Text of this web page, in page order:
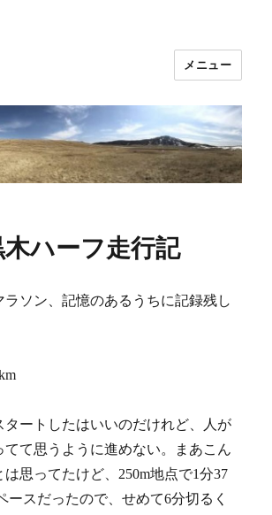
メニュー
ハーフ走行記
ラソン、記憶のあるうちに記録残し
タートしたはいいのだけれど、人が
てて思うように進めない。まあこん
思ってたけど、250m地点で1分37
ースだったので、せめて6分切るく